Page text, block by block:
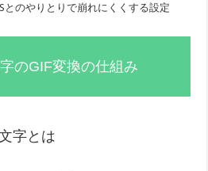
のやりとりで崩れにくくする設定
のGIF変換の仕組み
字とは